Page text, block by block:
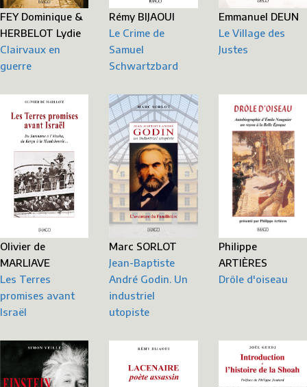
FEY Dominique &
HERBELOT Lydie
Clairvaux en
guerre
Rémy BIJAOUI
Le Crime de
Samuel
Schwartzbard
Emmanuel DEUN
Le Village des
Justes
Olivier de
MARLIAVE
Les Terres
promises avant
Israël
Marc SORLOT
Jean-Baptiste
André Godin. Un
industriel
utopiste
Philippe
ARTIÈRES
Drôle d'oiseau